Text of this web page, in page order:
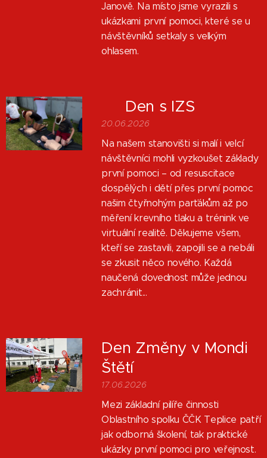
Janově. Na místo jsme vyrazili s
ukázkami první pomoci, které se u
návštěvníků setkaly s velkým
ohlasem.
🚑 Den s IZS
20.06.2026
Na našem stanovišti si malí i velcí
návštěvníci mohli vyzkoušet základy
první pomoci – od resuscitace
dospělých i dětí přes první pomoc
našim čtyřnohým parťákům až po
měření krevního tlaku a trénink ve
virtuální realitě. Děkujeme všem,
kteří se zastavili, zapojili se a nebáli
se zkusit něco nového. Každá
naučená dovednost může jednou
zachránit...
Den Změny v Mondi
Štětí
17.06.2026
Mezi základní pilíře činnosti
Oblastního spolku ČČK Teplice patří
jak odborná školení, tak praktické
ukázky první pomoci pro veřejnost.